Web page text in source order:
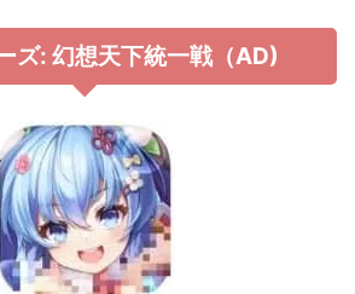
ズ: 幻想天下統一戦（AD)